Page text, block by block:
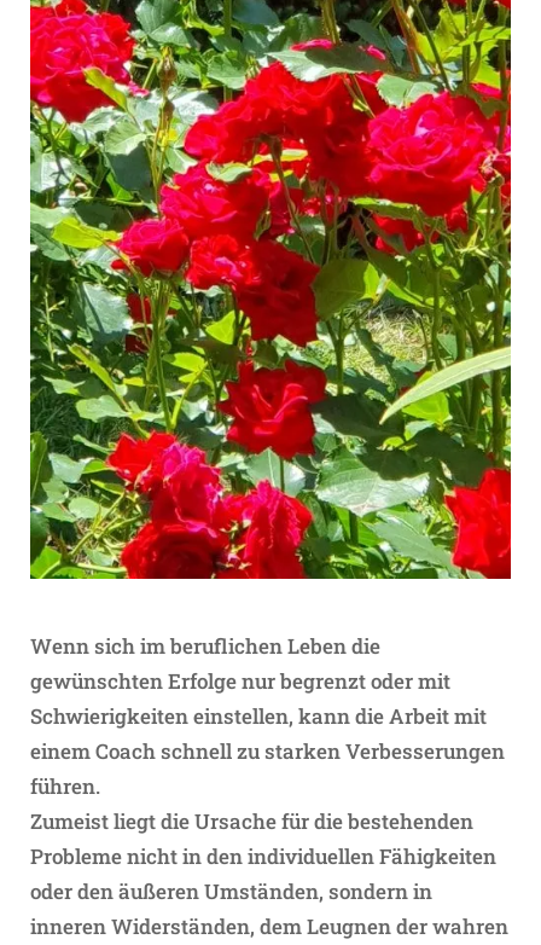
Wenn sich im beruflichen Leben die
gewünschten Erfolge nur begrenzt oder mit
Schwierigkeiten einstellen, kann die Arbeit mit
einem Coach schnell zu starken Verbesserungen
führen.
Zumeist liegt die Ursache für die bestehenden
Probleme nicht in den individuellen Fähigkeiten
oder den äußeren Umständen, sondern in
inneren Widerständen, dem Leugnen der wahren